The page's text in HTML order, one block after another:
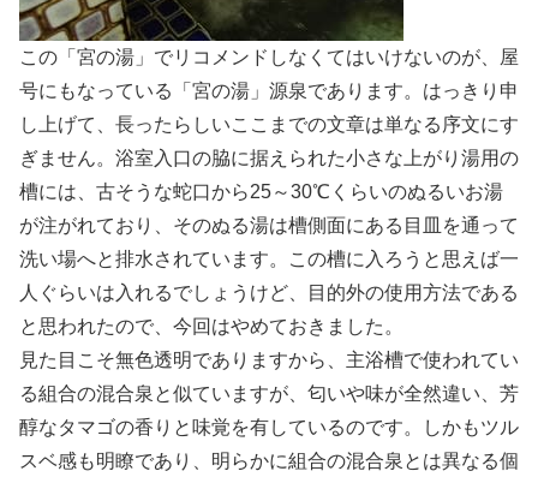
この「宮の湯」でリコメンドしなくてはいけないのが、屋
号にもなっている「宮の湯」源泉であります。はっきり申
し上げて、長ったらしいここまでの文章は単なる序文にす
ぎません。浴室入口の脇に据えられた小さな上がり湯用の
槽には、古そうな蛇口から25～30℃くらいのぬるいお湯
が注がれており、そのぬる湯は槽側面にある目皿を通って
洗い場へと排水されています。この槽に入ろうと思えば一
人ぐらいは入れるでしょうけど、目的外の使用方法である
と思われたので、今回はやめておきました。
見た目こそ無色透明でありますから、主浴槽で使われてい
る組合の混合泉と似ていますが、匂いや味が全然違い、芳
醇なタマゴの香りと味覚を有しているのです。しかもツル
スベ感も明瞭であり、明らかに組合の混合泉とは異なる個